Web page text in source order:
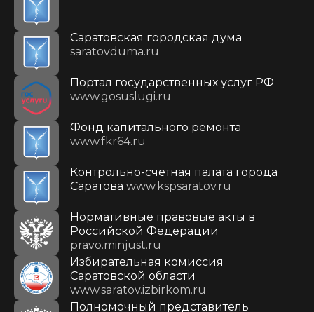
Саратовская городская дума
saratovduma.ru
Портал государственных услуг РФ
www.gosuslugi.ru
Фонд капитального ремонта
www.fkr64.ru
Контрольно-счетная палата города
Саратова www.kspsaratov.ru
Нормативные правовые акты в
Российской Федерации
pravo.minjust.ru
Избирательная комиссия
Саратовской области
www.saratov.izbirkom.ru
Полномочный представитель